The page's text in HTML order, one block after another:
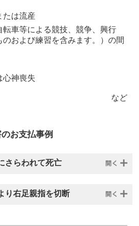
たは流産
転車等による競技、競争、興行
のおよび練習を含みます。）の間
心神喪失
など
お支払事例
さらわれて死亡
り右足親指を切断